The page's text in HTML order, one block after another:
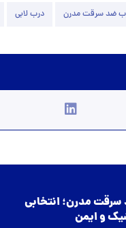
ضد سرقت مدرن درب لابی
مدرن؛ انتخابی
و ایمن